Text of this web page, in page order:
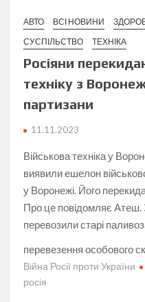
АВТО ВСІ НОВИНИ
СУСПІЛЬСТВО
ТЕХНІКА
Росіяни
техніку з
партизани
11.11.2023
Військова техніка у
виявили ешелон
у Воронежі. Його
Про це повідомляє Атеш.
перевозили старі
перевезення особового
Війна Росії проти України
росія